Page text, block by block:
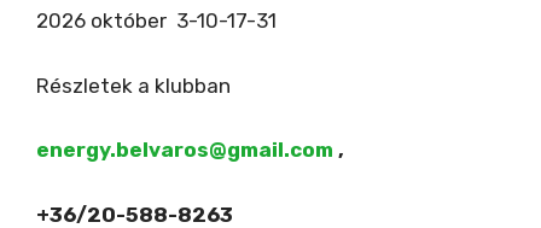
2026 október 3-10-17-31
Részletek a klubban
energy.belvaros@gmail.com ,
+36/20-588-8263